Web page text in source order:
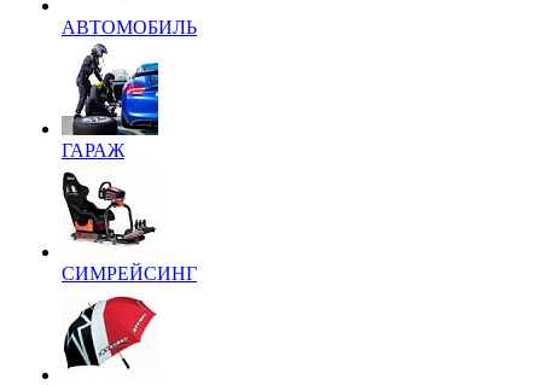
АВТОМОБИЛЬ
ГАРАЖ
СИМРЕЙСИНГ